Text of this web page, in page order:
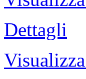
Dettagli